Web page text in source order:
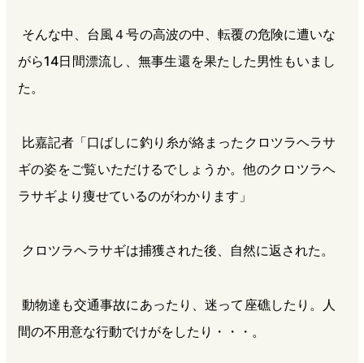
そんな中、台風４号の高波の中、転覆の危険に遭いな
がら14日間漂流し、無事生還を果たした男性もいまし
た。
比嘉記者「口ばしに釣り糸が絡まったクロツラヘラサ
ギの姿をご覧いただけるでしょうか。他のクロツラヘ
ラサギより痩せているのがわかります」
クロツラヘラサギは捕獲された後、自然に返された。
動物達も交通事故にあったり、迷って座礁したり。人
間の不用意な行動でけがをしたり・・・。